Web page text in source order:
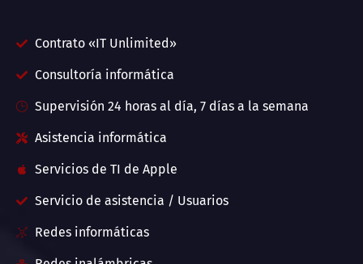
Contrato «IT Unlimited»
Consultoría informática
Supervisión 24 horas al día, 7 días a la semana
Asistencia informática
Servicios de TI de Apple
Servicio de asistencia / Usuarios
Redes informáticas